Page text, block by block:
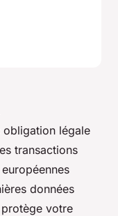
obligation légale
transactions
données
votre